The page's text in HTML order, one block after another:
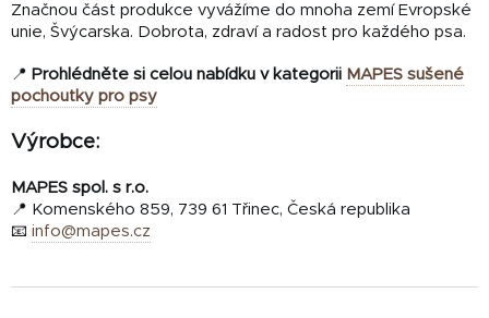
Značnou část produkce vyvážíme do mnoha zemí Evropské
unie, Švýcarska. Dobrota, zdraví a radost pro každého psa.
📍 Prohlédněte si celou nabídku v kategorii MAPES sušené
pochoutky pro psy
Výrobce:
MAPES spol. s r.o.
📍 Komenského 859, 739 61 Třinec, Česká republika
📧 info@mapes.cz